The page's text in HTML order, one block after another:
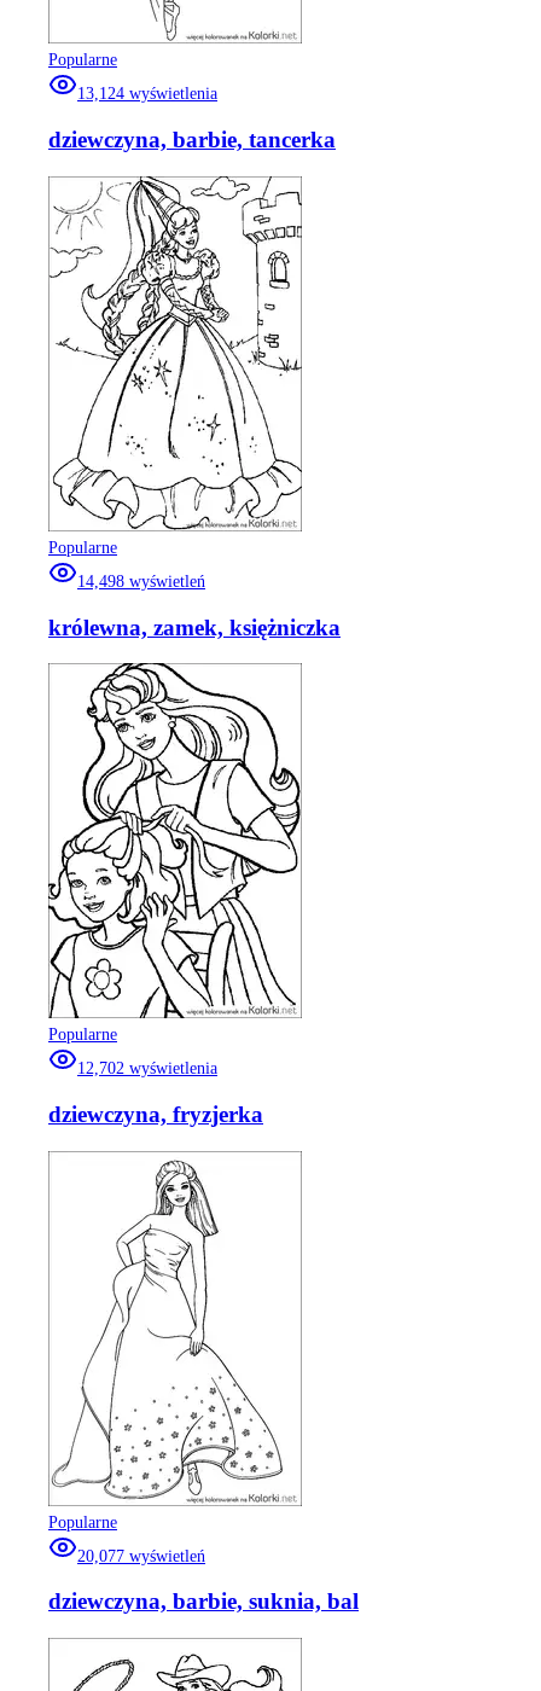
Popularne
13,124 wyświetlenia
dziewczyna, barbie, tancerka
Popularne
14,498 wyświetleń
królewna, zamek, księżniczka
Popularne
12,702 wyświetlenia
dziewczyna, fryzjerka
Popularne
20,077 wyświetleń
dziewczyna, barbie, suknia, bal